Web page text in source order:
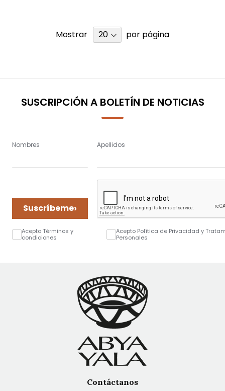
Mostrar por página
SUSCRIPCIÓN A BOLETÍN DE NOTICIAS
Nombres Apellidos
Suscríbeme›
Acepto Términos y
condiciones
Acepto Política de Privacidad y
Personales
Contáctanos